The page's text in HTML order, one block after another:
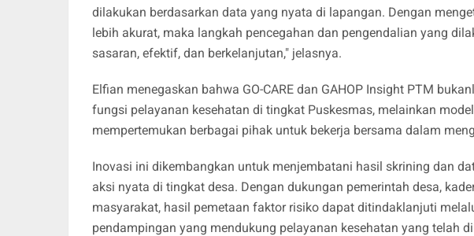
dilakukan berdasarkan data yang nyata di lapangan. Dengan
lebih akurat, maka langkah pencegahan dan pengendalian yang
sasaran, efektif, dan berkelanjutan," jelasnya.
Elfian menegaskan bahwa GO-CARE dan GAHOP Insight PTM
fungsi pelayanan kesehatan di tingkat Puskesmas, melainkan
mempertemukan berbagai pihak untuk bekerja bersama dalam
Inovasi ini dikembangkan untuk menjembatani hasil skrining dan
aksi nyata di tingkat desa. Dengan dukungan pemerintah desa,
masyarakat, hasil pemetaan faktor risiko dapat ditindaklanjuti
pendampingan yang mendukung pelayanan kesehatan yang telah